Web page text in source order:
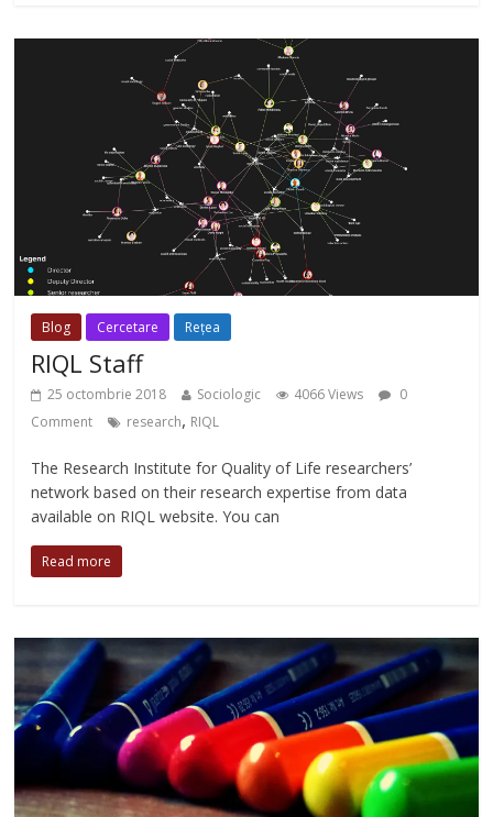
Blog Cercetare Rețea
RIQL Staff
25 octombrie 2018 Sociologic 4066 Views
0
Comment
research, RIQL
The Research Institute for Quality of Life researchers’
network based on their research expertise from data
available on RIQL website. You can
Read more